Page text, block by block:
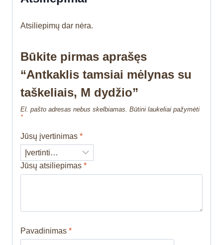
Atsiliepimų dar nėra.
Būkite pirmas aprašęs
“Antkaklis tamsiai mėlynas su
taškeliais, M dydžio”
El. pašto adresas nebus skelbiamas. Būtini laukeliai pažymėti
*
Jūsų įvertinimas *
Jūsų atsiliepimas *
Pavadinimas *